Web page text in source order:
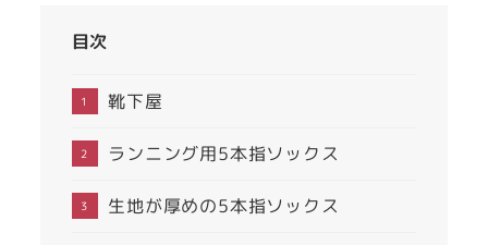
目次
靴下屋
ランニング用5本指ソックス
生地が厚めの5本指ソックス